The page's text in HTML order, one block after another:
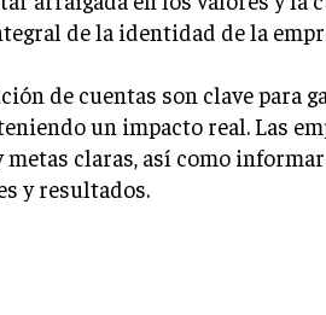
de la identidad de la
de cuentas son clave para
un impacto real. Las
claras, así como
y resultados.